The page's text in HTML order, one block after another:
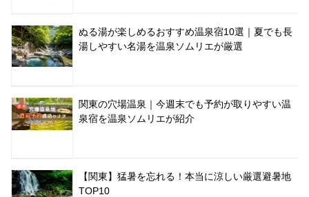
ぬる湯が楽しめるおすすめ温泉宿10選｜夏でも長
湯しやすい名湯を温泉ソムリエが厳選
関東の穴場温泉｜今週末でも予約が取りやすい温
泉宿を温泉ソムリエが紹介
【関東】猛暑を忘れる！本当に涼しい厳選避暑地
TOP10